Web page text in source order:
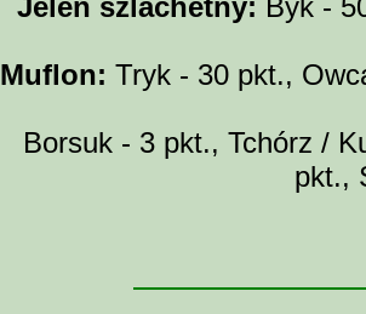
Jeleń szlachetny: Byk -
Muflon: Tryk - 30 pkt.,
Borsuk - 3 pkt., Tchórz /
pkt.,